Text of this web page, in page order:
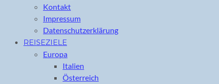
Kontakt
Impressum
Datenschutzerklärung
REISEZIELE
Europa
Italien
Österreich